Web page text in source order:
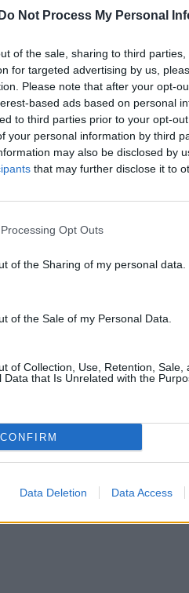
Do Not Process My Personal
of the sale, sharing to third
for targeted advertising by us,
Please note that after your opt-
based ads based on personal
to third parties prior to your opt-
your personal information by third
may also be disclosed by
that may further disclose it to
Opt Outs
of the Sharing of my personal data.
of the Sale of my Personal Data.
of Collection, Use, Retention, Sale,
Data that Is Unrelated with the
CONFIRM
Data Deletion Data Access